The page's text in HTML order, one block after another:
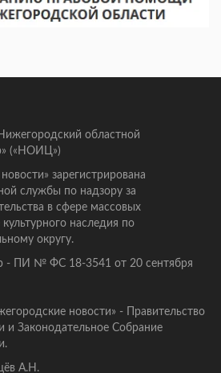
областной
(«НОИЦ»)
зарегистрирована
службы по надзору за
в сфере массовых
наследия по
округу.
- ПИ № ФС 18-3541 от 20 сентября
новости» - Правительство
и Законодательное Собрание
А.Н.